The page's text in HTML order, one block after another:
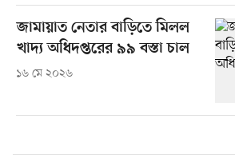
জামায়াত নেতার বাড়িতে মিলল
খাদ্য অধিদপ্তরের ৯৯ বস্তা চাল
১৬ মে ২০২৬